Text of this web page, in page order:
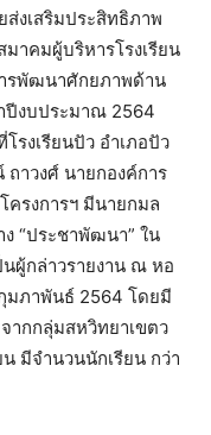
ส่งเสริมประสิทธิภาพ
าคมผู้บริหารโรงเรียน
รพัฒนาศักยภาพด้าน
ปีงบประมาณ 2564
รงเรียนปัว อำเภอปัว
าวงศ์ นายกองค์การ
ครงการฯ มีนายกมล
ง “ประชาพัฒนา” ใน
นผู้กล่าวรายงาน ณ หอ
มภาพันธ์ 2564 โดยมี
ากกลุ่มสหวิทยาเขตว
มีจำนวนนักเรียน กว่า